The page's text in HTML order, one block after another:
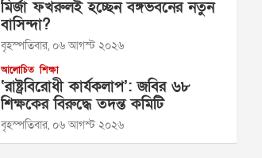
মির্জা ফখরুলই হচ্ছেন বঙ্গভবনের নতুন
বাসিন্দা?
বৃহস্পতিবার, ০৬ আগস্ট ২০২৬
আলোচিত শিক্ষা
‘রাষ্ট্রবিরোধী কার্যকলাপ’: জবির ৬৮
শিক্ষকের বিরুদ্ধে তদন্ত কমিটি
বৃহস্পতিবার, ০৬ আগস্ট ২০২৬